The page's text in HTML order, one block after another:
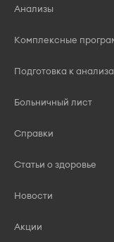
Анализы
Комплексные
Подготовка к
Больничный лист
Справки
Статьи о здоровье
Новости
Акции